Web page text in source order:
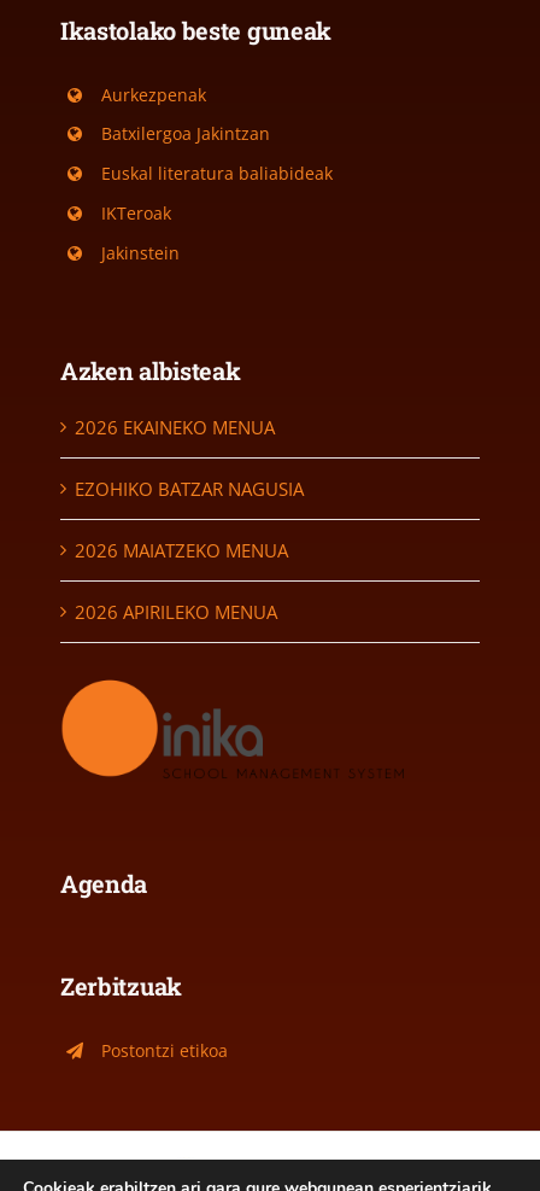
Ikastolako beste guneak
Aurkezpenak
Batxilergoa Jakintzan
Euskal literatura baliabideak
IKTeroak
Jakinstein
Azken albisteak
2026 EKAINEKO MENUA
EZOHIKO BATZAR NAGUSIA
2026 MAIATZEKO MENUA
2026 APIRILEKO MENUA
Agenda
Zerbitzuak
Postontzi etikoa